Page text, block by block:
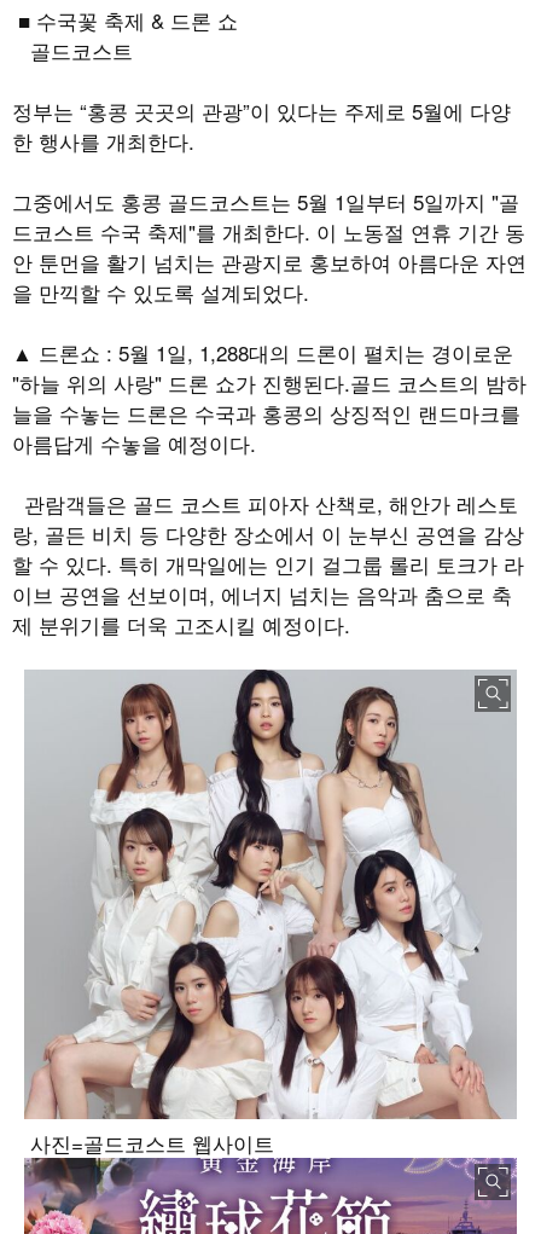
■ 수국꽃 축제 & 드론 쇼
골드코스트
정부는 “홍콩 곳곳의 관광”이 있다는 주제로 5월에 다양
한 행사를 개최한다.
그중에서도 홍콩 골드코스트는 5월 1일부터 5일까지 "골
드코스트 수국 축제"를 개최한다. 이 노동절 연휴 기간 동
안 툰먼을 활기 넘치는 관광지로 홍보하여 아름다운 자연
을 만끽할 수 있도록 설계되었다.
▲ 드론쇼 : 5월 1일, 1,288대의 드론이 펼치는 경이로운
"하늘 위의 사랑" 드론 쇼가 진행된다.골드 코스트의 밤하
늘을 수놓는 드론은 수국과 홍콩의 상징적인 랜드마크를
아름답게 수놓을 예정이다.
관람객들은 골드 코스트 피아자 산책로, 해안가 레스토
랑, 골든 비치 등 다양한 장소에서 이 눈부신 공연을 감상
할 수 있다. 특히 개막일에는 인기 걸그룹 롤리 토크가 라
이브 공연을 선보이며, 에너지 넘치는 음악과 춤으로 축
제 분위기를 더욱 고조시킬 예정이다.
사진=골드코스트 웹사이트